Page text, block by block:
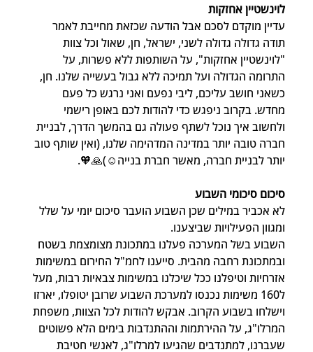
לוינשטיין אחזקות
עדיין מוקדם לסכם אבל הודעה שכזאת מחייבת לאמר
תודה גדולה גדולה לשני, ישראל, חן, שאול וכל צוות
"לוינשטיין אחזקות", על השותפות ללא פשרות, על
התרומה הגדולה ועל תמיכה ללא גבול בעשייה שלנו. חן,
כשאני חושב עליכם, ליבי נפעם ואני נרגש כל פעם
מחדש. בקרוב ניפגש כדי להודות לכם באופן רישמי
ולחשוב איך נוכל לשתף פעולה גם בהמשך הדרך, לבניית
חברה טובה יותר במדינה המדהימה שלנו, (ואין שותף טוב
יותר לבניית חברה, מאשר חברת בנייה☺️)🙏🧡.
סיכום סיכומי השבוע
לא אכביר במילים שכן השבוע הועבר סיכום יומי על שלל
ומגוון הפעילויות שביצענו.
השבוע בשל המערכה פעלנו במתכונת מצומצמת בשטח
ובמתכונת רחבה מהבית. סייענו לחמ"ל החירום במשימות
אזרחיות וטיפלנו ככל שיכלנו במשימות צבאיות רבות, מעל
ל160 משימות נכנסו למערכת השבוע שרובן יטופלו, יארזו
וישלחו בשבוע הקרוב. אבקש להודות לכל הצוות, משפחת
המרלו"ג, על ההירתמות וההתנדבות בימים הלא פשוטים
שעברנו, למתנדבים שהגיעו למרלו"ג, לאנשי חטיבת